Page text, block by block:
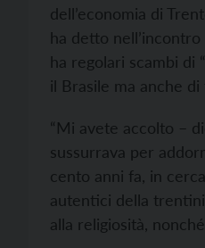
dell’economia di
ha detto
ha regolari scambi di
il Brasile ma anche
“Mi avete accolto –
sussurrava per
cento anni fa, in
autentici della
alla religiosità,